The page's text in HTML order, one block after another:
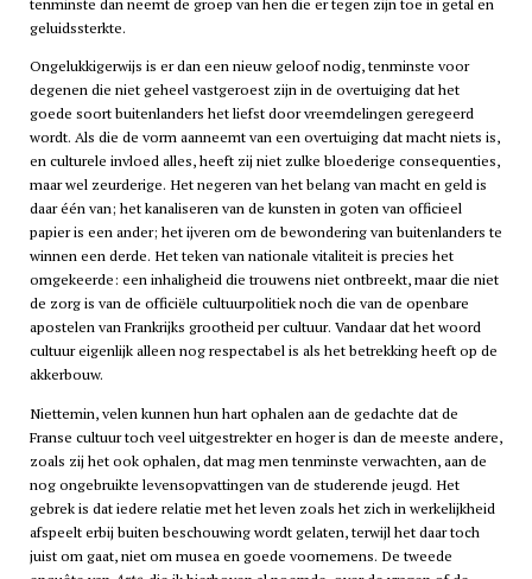
tenminste dan neemt de groep van hen die er tegen zijn toe in getal en
geluidssterkte.
Ongelukkigerwijs is er dan een nieuw geloof nodig, tenminste voor
degenen die niet geheel vastgeroest zijn in de overtuiging dat het
goede soort buitenlanders het liefst door vreemdelingen geregeerd
wordt. Als die de vorm aanneemt van een overtuiging dat macht niets is,
en culturele invloed alles, heeft zij niet zulke bloederige consequenties,
maar wel zeurderige. Het negeren van het belang van macht en geld is
daar één van; het kanaliseren van de kunsten in goten van officieel
papier is een ander; het ijveren om de bewondering van buitenlanders te
winnen een derde. Het teken van nationale vitaliteit is precies het
omgekeerde: een inhaligheid die trouwens niet ontbreekt, maar die niet
de zorg is van de officiële cultuurpolitiek noch die van de openbare
apostelen van Frankrijks grootheid per cultuur. Vandaar dat het woord
cultuur eigenlijk alleen nog respectabel is als het betrekking heeft op de
akkerbouw.
Niettemin, velen kunnen hun hart ophalen aan de gedachte dat de
Franse cultuur toch veel uitgestrekter en hoger is dan de meeste andere,
zoals zij het ook ophalen, dat mag men tenminste verwachten, aan de
nog ongebruikte levensopvattingen van de studerende jeugd. Het
gebrek is dat iedere relatie met het leven zoals het zich in werkelijkheid
afspeelt erbij buiten beschouwing wordt gelaten, terwijl het daar toch
juist om gaat, niet om musea en goede voornemens. De tweede